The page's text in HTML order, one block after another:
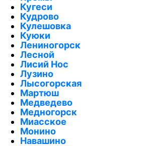
Кугеси
Кудрово
Кулешовка
Куюки
Лениногорск
Лесной
Лисий Нос
Лузино
Лысогорская
Мартюш
Медведево
Медногорск
Миасское
Монино
Навашино